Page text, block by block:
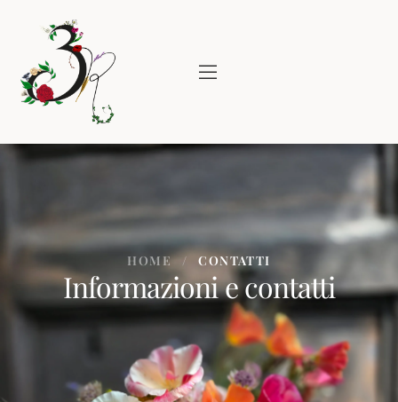
HOME / CONTATTI
Informazioni e contatti